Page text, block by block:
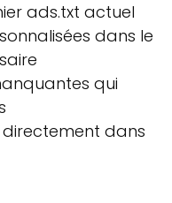
ads.txt actuel
dans le
qui
dans